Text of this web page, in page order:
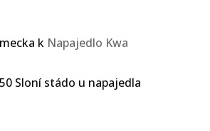
k Napajedlo Kwa
Sloní stádo u napajedla